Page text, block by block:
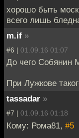
хорошо быть
всего лишь
m.if »
#6 | 01.09.16 01:07
До чего Собянин
При Лужкове
tassadar »
#7 | 01.09.16 01:18
Кому: Рома81, #5